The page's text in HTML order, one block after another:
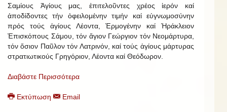
Σαμίους Ἁγίους μας, ἐπιτελοῦντες χρέος ἱερόν καί
ἀποδίδοντες τήν ὀφειλομένην τιμήν καί εὐγνωμοσύνην
πρός τούς ἁγίους Λέοντα, Ἑρμογένην καί Ἡράκλειον
Ἐπισκόπους Σάμου, τόν ἅγιον Γεώργιον τόν Νεομάρτυρα,
τόν ὅσιον Παῦλον τόν Λατρινόν, καί τούς ἁγίους μάρτυρας
στρατιωτικούς Γρηγόριον, Λέοντα καί Θεόδωρον.
Διαβάστε Περισσότερα
Εκτύπωση Email